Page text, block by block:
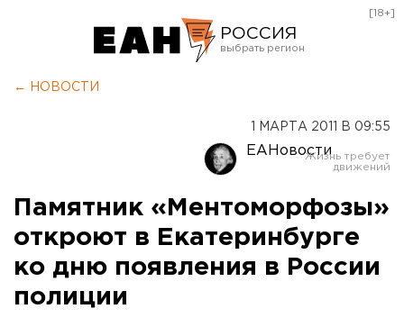
РОССИЯ
Оренбург
[18+]
← НОВОСТИ
1 МАРТА 2011 В 09:55
ЕАНовости
Памятник «Ментоморфозы»
откроют в Екатеринбурге
ко дню появления в России
полиции